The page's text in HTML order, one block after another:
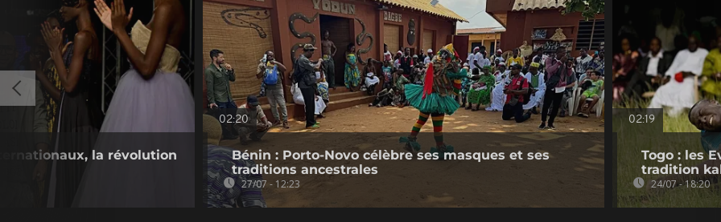
la révolution
02:20
Bénin : Porto-Novo célèbre ses masques et ses
traditions ancestrales
27/07 - 12:23
02:19
Togo : les
tradition
24/07 - 18:20